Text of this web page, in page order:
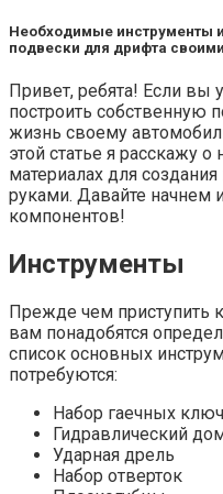
Необходимые инструменты
подвески для дрифта
Привет, ребята! Если вы
построить собственную
жизнь своему
этой статье я расскажу
материалах для
руками. Давайте начнем
компонентов!
Инструменты
Прежде чем приступить
вам понадобятся
список основных
потребуются:
Набор гаечных
Гидравлический
Ударная дрель
Набор отверток